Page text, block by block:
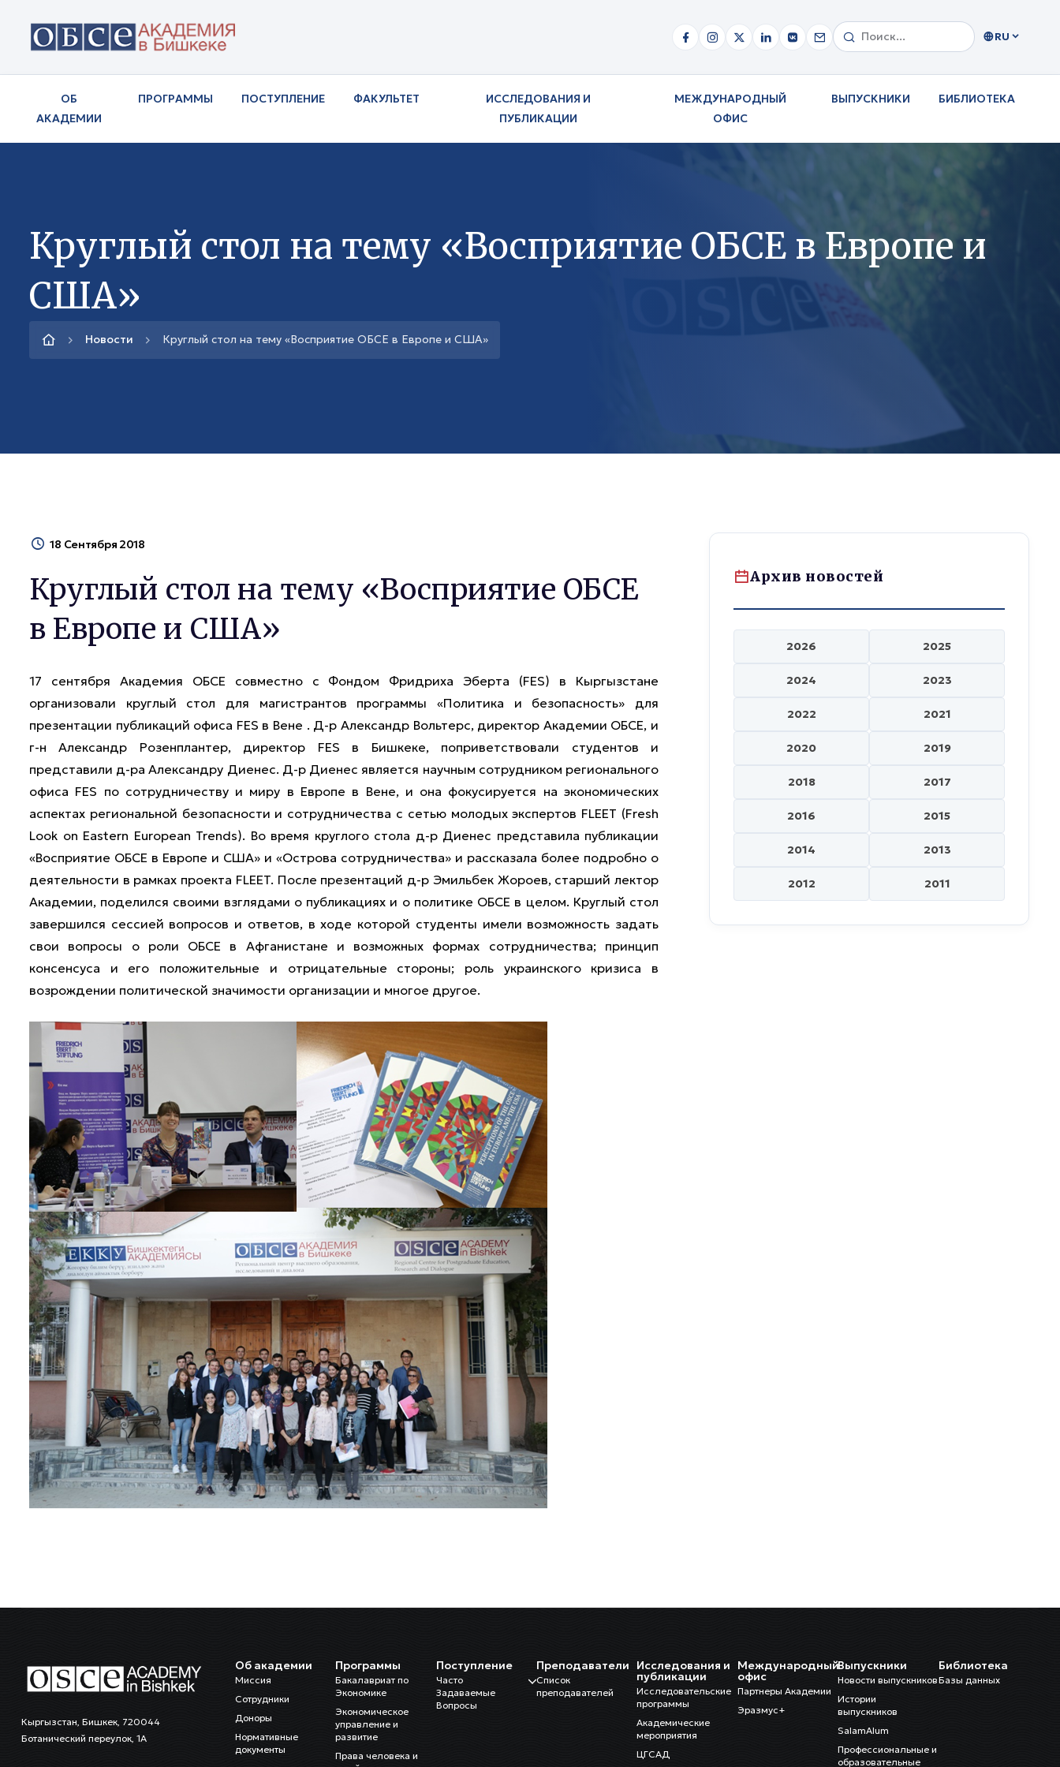
RU
ОБ
АКАДЕМИИ
ПРОГРАММЫ ПОСТУПЛЕНИЕ ФАКУЛЬТЕТ
ИССЛЕДОВАНИЯ И
ПУБЛИКАЦИИ
МЕЖДУНАРОДНЫЙ
ОФИС
ВЫПУСКНИКИ БИБЛИОТЕКА
Круглый стол на тему «Восприятие ОБСЕ в Европе и
США»
Новости Круглый стол на тему «Восприятие ОБСЕ в Европе и США»
18 Сентября 2018
Круглый стол на тему «Восприятие ОБСЕ
в Европе и США»
17 сентября Академия ОБСЕ совместно с Фондом Фридриха Эберта (FES) в Кыргызстане
организовали круглый стол для магистрантов программы «Политика и безопасность» для
презентации публикаций офиса FES в Вене . Д-р Александр Вольтерс, директор Академии ОБСЕ, и
г-н Александр Розенплантер, директор FES в Бишкеке, поприветствовали студентов и
представили д-ра Александру Диенес. Д-р Диенес является научным сотрудником регионального
офиса FES по сотрудничеству и миру в Европе в Вене, и она фокусируется на экономических
аспектах региональной безопасности и сотрудничества с сетью молодых экспертов FLEET (Fresh
Look on Eastern European Trends). Во время круглого стола д-р Диенес представила публикации
«Восприятие ОБСЕ в Европе и США» и «Острова сотрудничества» и рассказала более подробно о
деятельности в рамках проекта FLEET. После презентаций д-р Эмильбек Жороев, старший лектор
Академии, поделился своими взглядами о публикациях и о политике ОБСЕ в целом. Круглый стол
завершился сессией вопросов и ответов, в ходе которой студенты имели возможность задать
свои вопросы о роли ОБСЕ в Афганистане и возможных формах сотрудничества; принцип
консенсуса и его положительные и отрицательные стороны; роль украинского кризиса в
возрождении политической значимости организации и многое другое.
Архив новостей
2026 2025
2024 2023
2022 2021
2020 2019
2018 2017
2016 2015
2014 2013
2012 2011
Кыргызстан, Бишкек, 720044
Ботанический переулок, 1А
Об академии
Миссия
Сотрудники
Доноры
Нормативные
документы
Программы
Бакалавриат по
Экономике
Экономическое
управление и
развитие
Права человека и
Поступление
Часто
Задаваемые
Вопросы
Преподаватели
Список
преподавателей
Исследования и
публикации
Исследовательские
программы
Академические
мероприятия
ЦГСАД
Международный
офис
Партнеры Академии
Эразмус+
Выпускники
Новости выпускников
Истории
выпускников
SalamAlum
Профессиональные и
образовательные
Библиотека
Базы данных